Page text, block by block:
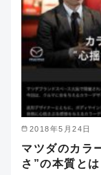
2018年5月24日
マツダのカラ
さ”の本質と